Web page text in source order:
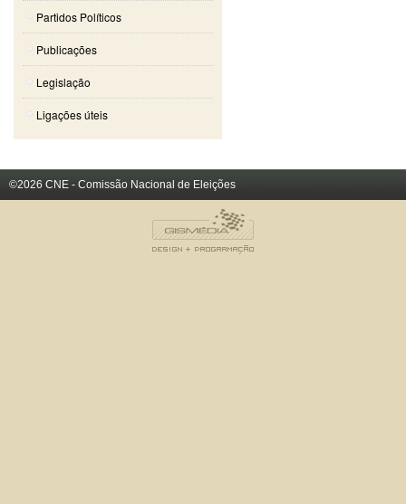
Partidos Políticos
Publicações
Legislação
Ligações úteis
©2026 CNE - Comissão Nacional de Eleições